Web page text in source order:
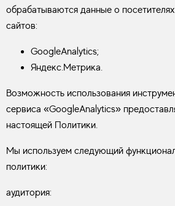
обрабатываются данные о
сайтов:
GoogleAnalytics;
Яндекс.Метрика.
Возможность использования
сервиса «GoogleAnalytics»
настоящей Политики.
Мы используем следующий
политики:
аудитория: